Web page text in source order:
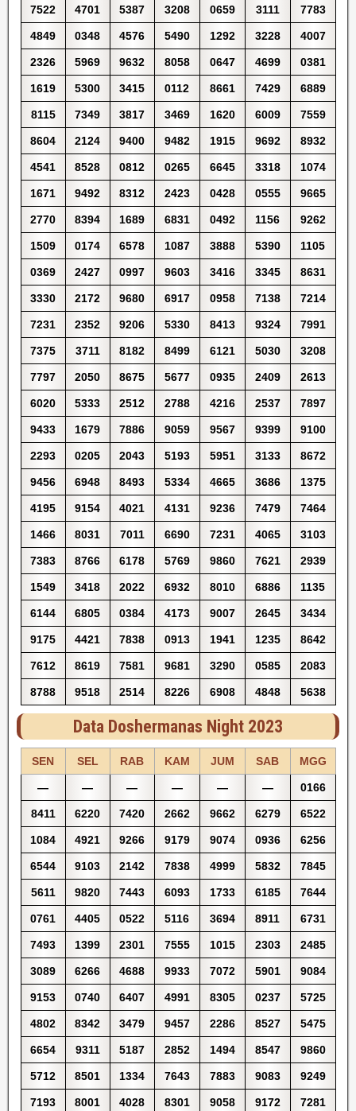
7522 4701 5387 3208 0659 3111 7783
4849 0348 4576 5490 1292 3228 4007
2326 5969 9632 8058 0647 4699 0381
1619 5300 3415 0112 8661 7429 6889
8115 7349 3817 3469 1620 6009 7559
8604 2124 9400 9482 1915 9692 8932
4541 8528 0812 0265 6645 3318 1074
1671 9492 8312 2423 0428 0555 9665
2770 8394 1689 6831 0492 1156 9262
1509 0174 6578 1087 3888 5390 1105
0369 2427 0997 9603 3416 3345 8631
3330 2172 9680 6917 0958 7138 7214
7231 2352 9206 5330 8413 9324 7991
7375 3711 8182 8499 6121 5030 3208
7797 2050 8675 5677 0935 2409 2613
6020 5333 2512 2788 4216 2537 7897
9433 1679 7886 9059 9567 9399 9100
2293 0205 2043 5193 5951 3133 8672
9456 6948 8493 5334 4665 3686 1375
4195 9154 4021 4131 9236 7479 7464
1466 8031 7011 6690 7231 4065 3103
7383 8766 6178 5769 9860 7621 2939
1549 3418 2022 6932 8010 6886 1135
6144 6805 0384 4173 9007 2645 3434
9175 4421 7838 0913 1941 1235 8642
7612 8619 7581 9681 3290 0585 2083
8788 9518 2514 8226 6908 4848 5638
Data Doshermanas Night 2023
SEN SEL RAB KAM JUM SAB MGG
— — — — — — 0166
8411 6220 7420 2662 9662 6279 6522
1084 4921 9266 9179 9074 0936 6256
6544 9103 2142 7838 4999 5832 7845
5611 9820 7443 6093 1733 6185 7644
0761 4405 0522 5116 3694 8911 6731
7493 1399 2301 7555 1015 2303 2485
3089 6266 4688 9933 7072 5901 9084
9153 0740 6407 4991 8305 0237 5725
4802 8342 3479 9457 2286 8527 5475
6654 9311 5187 2852 1494 8547 9860
5712 8501 1334 7643 7883 9083 9249
7193 8001 4028 8301 9058 9172 7281